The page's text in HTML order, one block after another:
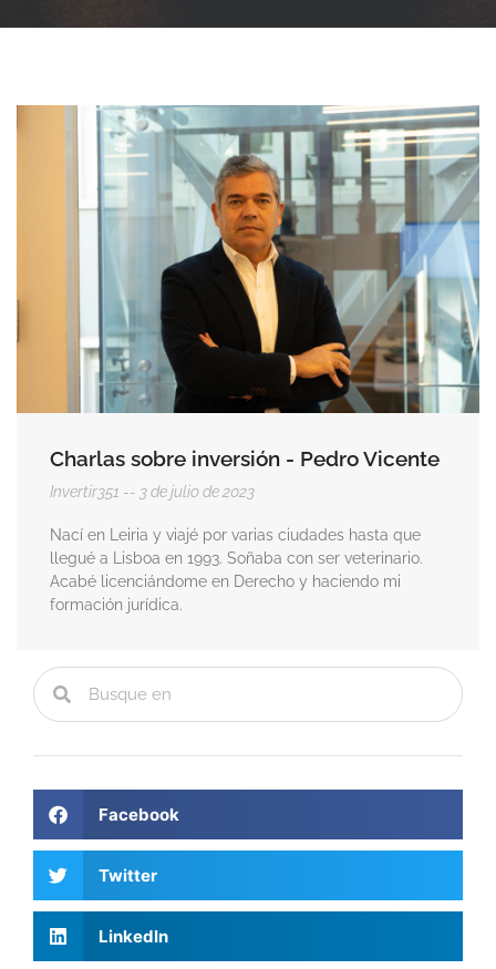
Charlas sobre inversión - Pedro Vicente
Invertir351 3 de julio de 2023
Nací en Leiria y viajé por varias ciudades hasta que
llegué a Lisboa en 1993. Soñaba con ser veterinario.
Acabé licenciándome en Derecho y haciendo mi
formación jurídica.
Facebook
Twitter
LinkedIn